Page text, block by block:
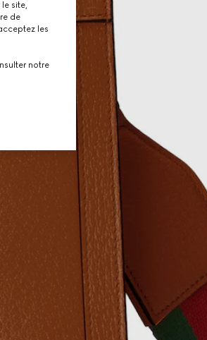
site,
de
les
notre